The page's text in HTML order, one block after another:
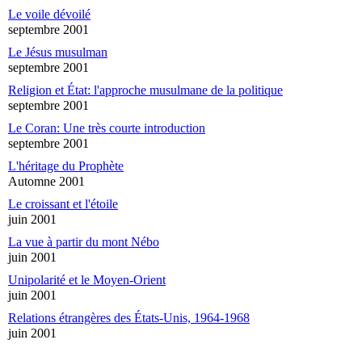
Le voile dévoilé
septembre 2001
Le Jésus musulman
septembre 2001
Religion et État: l'approche musulmane de la politique
septembre 2001
Le Coran: Une très courte introduction
septembre 2001
L'héritage du Prophète
Automne 2001
Le croissant et l'étoile
juin 2001
La vue à partir du mont Nébo
juin 2001
Unipolarité et le Moyen-Orient
juin 2001
Relations étrangères des États-Unis, 1964-1968
juin 2001